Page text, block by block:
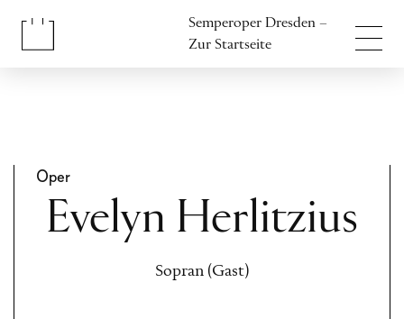
Semperoper Dresden –
Zur Startseite
Oper
Evelyn Herlitzius
Sopran (Gast)